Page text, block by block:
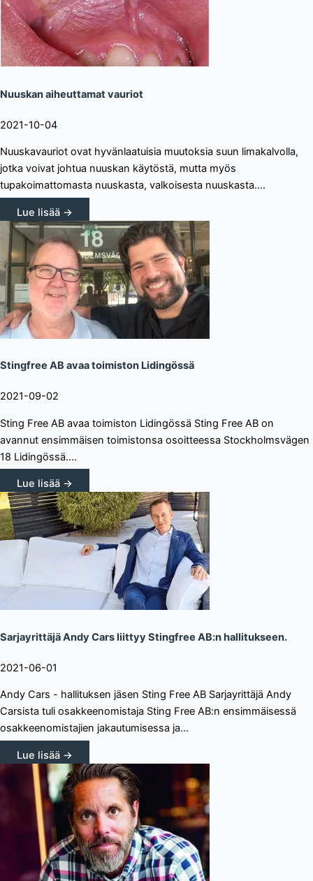
Nuuskan aiheuttamat vauriot
2021-10-04
Nuuskavauriot ovat hyvänlaatuisia muutoksia suun limakalvolla,
jotka voivat johtua nuuskan käytöstä, mutta myös
tupakoimattomasta nuuskasta, valkoisesta nuuskasta....
Lue lisää →
Stingfree AB avaa toimiston Lidingössä
2021-09-02
Sting Free AB avaa toimiston Lidingössä Sting Free AB on
avannut ensimmäisen toimistonsa osoitteessa Stockholmsvägen
18 Lidingössä....
Lue lisää →
Sarjayrittäjä Andy Cars liittyy Stingfree AB:n hallitukseen.
2021-06-01
Andy Cars - hallituksen jäsen Sting Free AB Sarjayrittäjä Andy
Carsista tuli osakkeenomistaja Sting Free AB:n ensimmäisessä
osakkeenomistajien jakautumisessa ja...
Lue lisää →